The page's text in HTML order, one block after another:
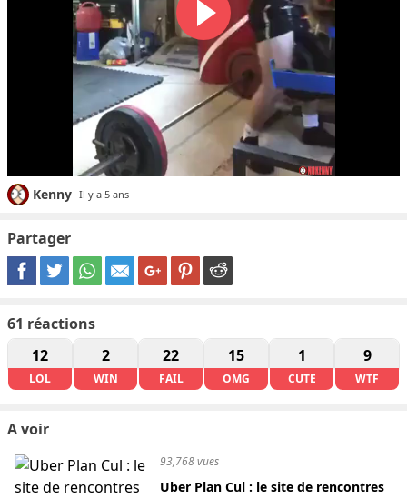
Kenny Il y a 5 ans
Partager
61 réactions
12
LOL
2
WIN
22
FAIL
15
OMG
1
CUTE
9
WTF
A voir
93,768 vues
Uber Plan Cul : le site de rencontres